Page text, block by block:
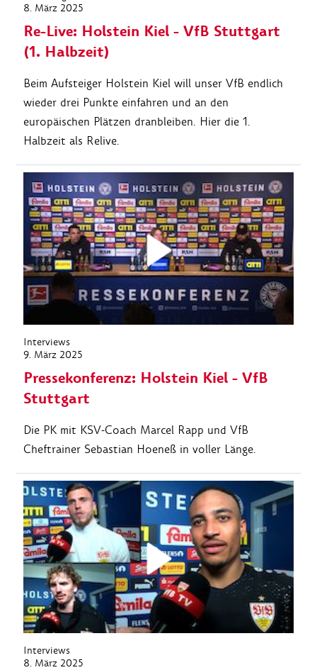
8. März 2025
Re-Live: Holstein Kiel - VfB Stuttgart
(1. Halbzeit)
Beim Aufsteiger Holstein Kiel will unser VfB endlich
wieder drei Punkte einfahren und an den
europäischen Plätzen dranbleiben. Hier die 1.
Halbzeit als Relive.
Interviews
9. März 2025
Pressekonferenz: Holstein Kiel - VfB
Stuttgart
Die PK mit KSV-Coach Marcel Rapp und VfB
Cheftrainer Sebastian Hoeneß in voller Länge.
Interviews
8. März 2025